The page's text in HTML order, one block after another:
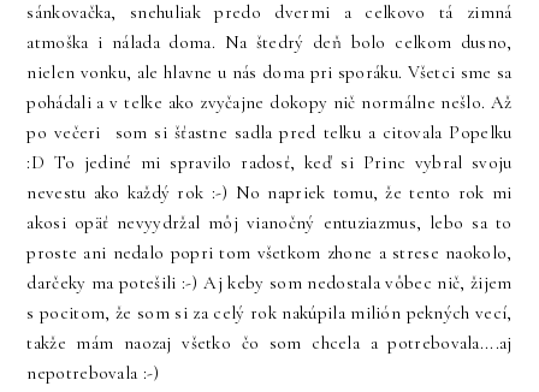
sánkovačka, snehuliak predo dvermi a celkovo tá zimná
atmoška i nálada doma. Na štedrý deň bolo celkom dusno,
nielen vonku, ale hlavne u nás doma pri sporáku. Všetci sme sa
pohádali a v telke ako zvyčajne dokopy nič normálne nešlo. Až
po večeri som si šťastne sadla pred telku a citovala Popelku
:D To jediné mi spravilo radosť, keď si Princ vybral svoju
nevestu ako každý rok :-) No napriek tomu, že tento rok mi
akosi opäť nevyydržal môj vianočný entuziazmus, lebo sa to
proste ani nedalo popri tom všetkom zhone a strese naokolo,
darčeky ma potešili :-) Aj keby som nedostala vôbec nič, žijem
s pocitom, že som si za celý rok nakúpila milión pekných vecí,
takže mám naozaj všetko čo som chcela a potrebovala....aj
nepotrebovala :-)